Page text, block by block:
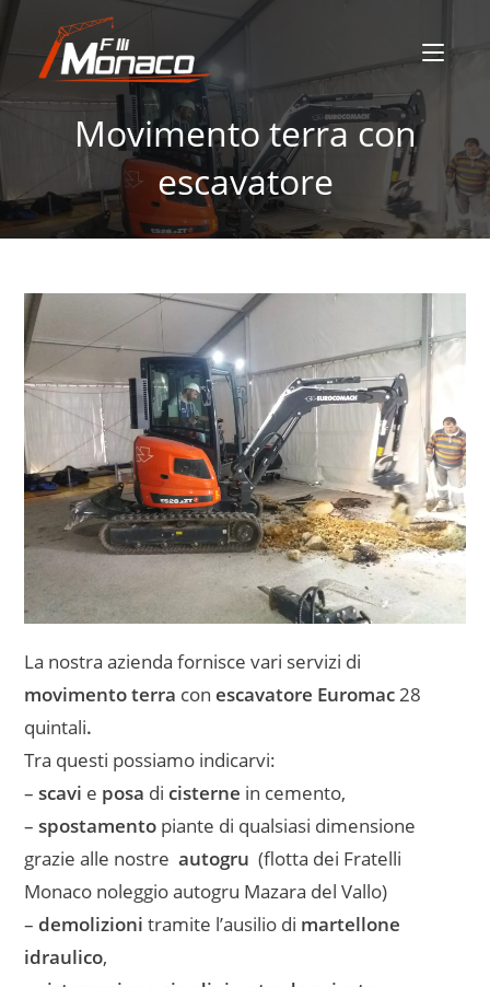
Movimento terra con
escavatore
La nostra azienda fornisce vari servizi di
movimento terra conescavatore Euromac28
quintali.
Tra questi possiamo indicarvi:
–scavi e posa dicisterne in cemento,
–spostamento piante di qualsiasi dimensione
grazie alle nostre autogru (flotta dei Fratelli
Monaco noleggio autogru Mazara del Vallo)
–demolizioni tramite l’ausilio di martellone
idraulico,